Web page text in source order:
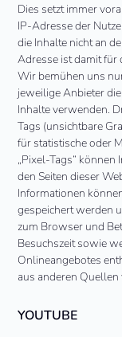
Dies setzt immer
IP-Adresse der
die Inhalte nicht an
Adresse ist damit für
Wir bemühen uns
jeweilige Anbieter
Inhalte verwenden.
Tags (unsichtbare
für statistische oder
„Pixel-Tags“
den Seiten dieser
Informationen
gespeichert werden
zum Browser und
Besuchszeit sowie
Onlineangebotes
aus anderen
YOUTUBE